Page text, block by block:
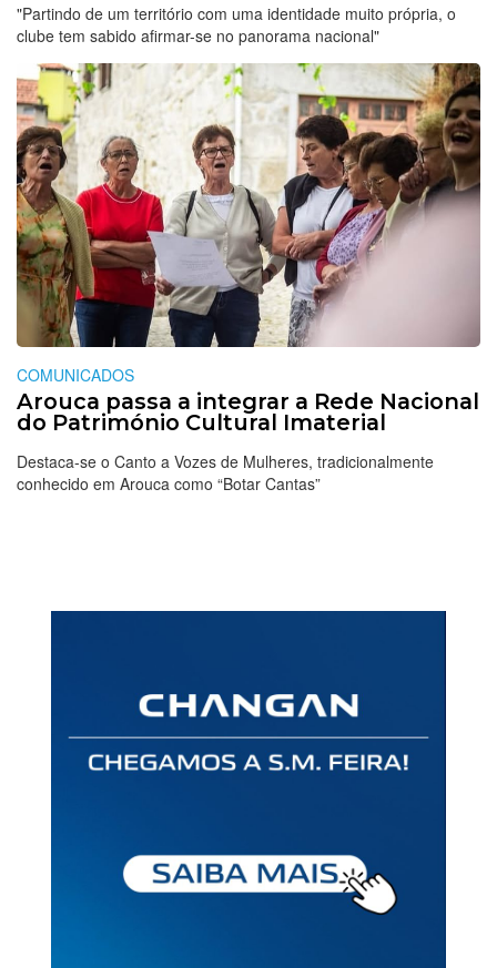
"Partindo de um território com uma identidade muito própria, o
clube tem sabido afirmar-se no panorama nacional"
COMUNICADOS
Arouca passa a integrar a Rede Nacional
do Património Cultural Imaterial
Destaca-se o Canto a Vozes de Mulheres, tradicionalmente
conhecido em Arouca como “Botar Cantas”